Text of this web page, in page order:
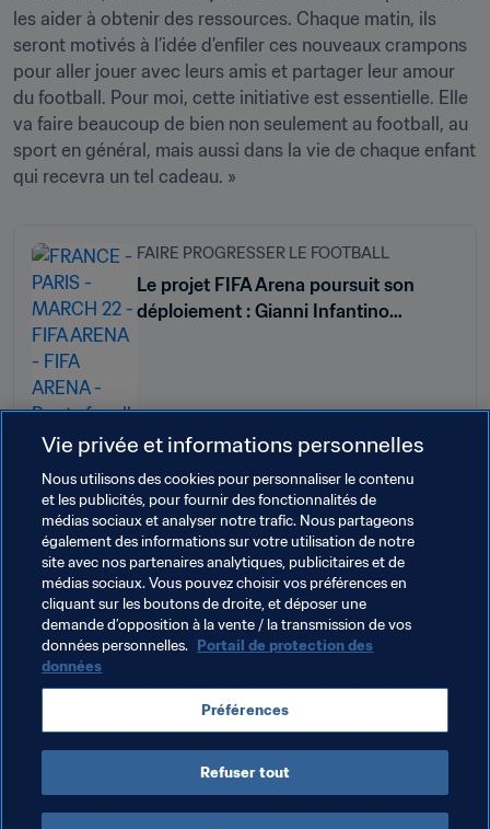
les aider à obtenir des ressources. Chaque matin, ils
seront motivés à l’idée d’enfiler ces nouveaux crampons
pour aller jouer avec leurs amis et partager leur amour
du football. Pour moi, cette initiative est essentielle. Elle
va faire beaucoup de bien non seulement au football, au
sport en général, mais aussi dans la vie de chaque enfant
qui recevra un tel cadeau. »
FAIRE PROGRESSER LE FOOTBALL
Le projet FIFA Arena poursuit son
déploiement : Gianni Infantino
Thèmes en lien
Président de la FIFA Associations Membres
Organisation France UEFA
Organisation
Vie privée et informations personnelles
Nous utilisons des cookies pour personnaliser le contenu
et les publicités, pour fournir des fonctionnalités de
médias sociaux et analyser notre trafic. Nous partageons
également des informations sur votre utilisation de notre
site avec nos partenaires analytiques, publicitaires et de
médias sociaux. Vous pouvez choisir vos préférences en
cliquant sur les boutons de droite, et déposer une
demande d’opposition à la vente / la transmission de vos
données personnelles. Portail de protection des
données
Préférences
Refuser tout